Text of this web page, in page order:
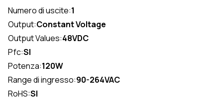
Numero di uscite:1
Output:Constant Voltage
Output Values:48VDC
Pfc:SI
Potenza:120W
Range di ingresso:90-264VAC
RoHS:SI